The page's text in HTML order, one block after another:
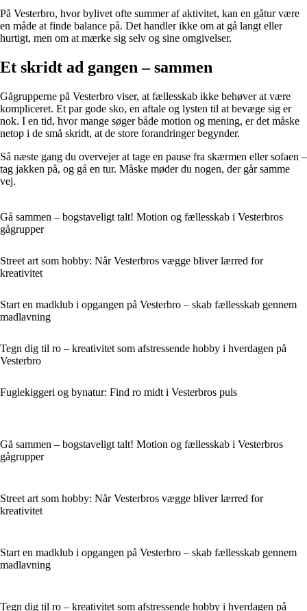
På Vesterbro, hvor bylivet ofte summer af aktivitet, kan en gåtur være
en måde at finde balance på. Det handler ikke om at gå langt eller
hurtigt, men om at mærke sig selv og sine omgivelser.
Et skridt ad gangen – sammen
Gågrupperne på Vesterbro viser, at fællesskab ikke behøver at være
kompliceret. Et par gode sko, en aftale og lysten til at bevæge sig er
nok. I en tid, hvor mange søger både motion og mening, er det måske
netop i de små skridt, at de store forandringer begynder.
Så næste gang du overvejer at tage en pause fra skærmen eller sofaen –
tag jakken på, og gå en tur. Måske møder du nogen, der går samme
vej.
Gå sammen – bogstaveligt talt! Motion og fællesskab i Vesterbros
gågrupper
Street art som hobby: Når Vesterbros vægge bliver lærred for
kreativitet
Start en madklub i opgangen på Vesterbro – skab fællesskab gennem
madlavning
Tegn dig til ro – kreativitet som afstressende hobby i hverdagen på
Vesterbro
Fuglekiggeri og bynatur: Find ro midt i Vesterbros puls
Gå sammen – bogstaveligt talt! Motion og fællesskab i Vesterbros
gågrupper
Street art som hobby: Når Vesterbros vægge bliver lærred for
kreativitet
Start en madklub i opgangen på Vesterbro – skab fællesskab gennem
madlavning
Tegn dig til ro – kreativitet som afstressende hobby i hverdagen på